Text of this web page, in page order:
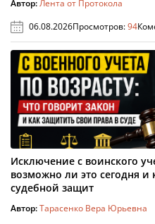
Автор:Лента от Протокола
06.08.2026Просмотров:94
Исключение с воинского
возможно ли это сегодня и
судебной защит
Автор:Тарасенко Вера Юрьевна